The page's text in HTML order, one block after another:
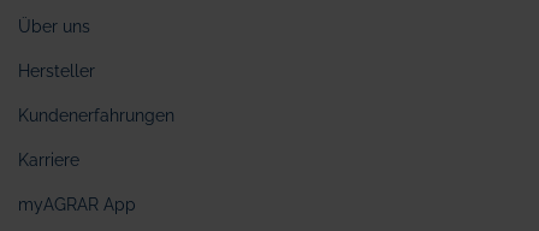
Über uns
Hersteller
Kundenerfahrungen
Karriere
myAGRAR App